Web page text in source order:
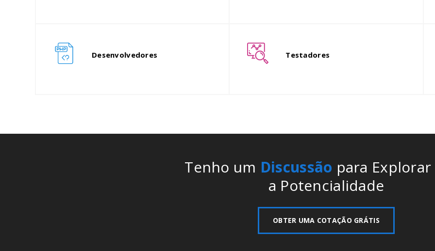
Desenvolvedores
Todo o trabalho é, então,
transferido para a desenvolvedores
profissionais que, em seguida,
Testadores
Tenho um Discussão para Explorar
a Potencialidade
OBTER UMA COTAÇÃO GRÁTIS